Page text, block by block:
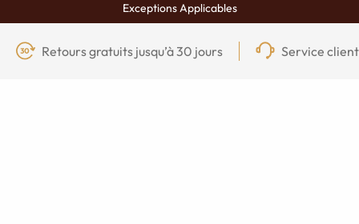
Exceptions Applicables
Retours gratuits jusqu’à 30 jours Service